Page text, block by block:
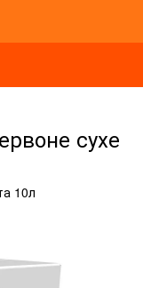
сухе
10л